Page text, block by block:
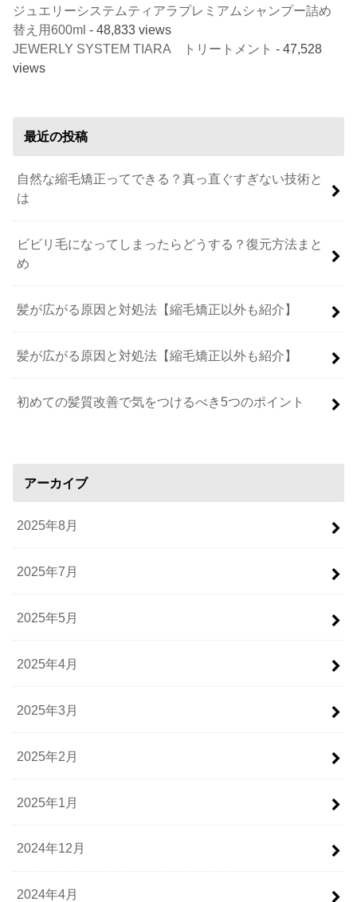
ジュエリーシステムティアラプレミアムシャンプー詰め
替え用600ml - 48,833 views
JEWERLY SYSTEM TIARA トリートメント - 47,528
views
最近の投稿
自然な縮毛矯正ってできる？真っ直ぐすぎない技術と
は
ビビリ毛になってしまったらどうする？復元方法まと
め
髪が広がる原因と対処法【縮毛矯正以外も紹介】
髪が広がる原因と対処法【縮毛矯正以外も紹介】
初めての髪質改善で気をつけるべき5つのポイント
アーカイブ
2025年8月
2025年7月
2025年5月
2025年4月
2025年3月
2025年2月
2025年1月
2024年12月
2024年4月